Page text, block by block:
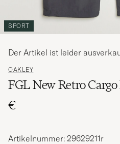
SPORT
OAKLEY
FGL New Retro
€
Der Artikel ist leider
Artikelnummer: 29629211r